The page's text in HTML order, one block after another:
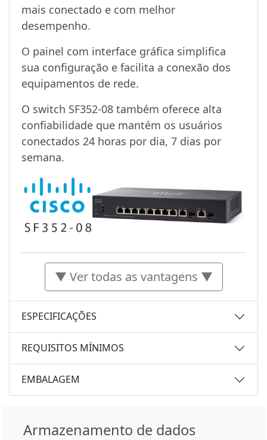
mais conectado e com melhor
desempenho.
O painel com interface gráfica simplifica
sua configuração e facilita a conexão dos
equipamentos de rede.
O switch SF352-08 também oferece alta
confiabilidade que mantém os usuários
conectados 24 horas por dia, 7 dias por
semana.
▼ Ver todas as vantagens ▼
ESPECIFICAÇÕES
REQUISITOS MÍNIMOS
EMBALAGEM
Armazenamento de dados